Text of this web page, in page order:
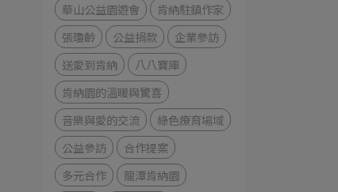
華山公益園遊會
肯納駐鎮作家
張瓊齡
公益捐款
企業參訪
送愛到肯納
八八寶庫
肯納園的溫暖與驚喜
音樂與愛的交流
綠色療育場域
公益參訪
合作提案
多元合作
龍潭肯納園